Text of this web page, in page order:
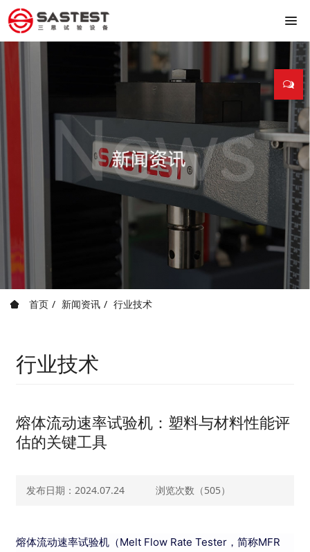
首页 新闻资讯 行业技术
行业技术
熔体流动速率试验机：塑料与材料性能评
估的关键工具
发布日期：2024.07.24 浏览次数（505）
熔体流动速率试验机（Melt Flow Rate Tester，简称MFR